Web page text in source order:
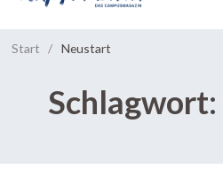
Start / Neustart
Schlagwort: